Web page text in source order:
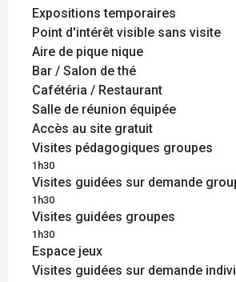
Expositions temporaires
Point d'intérêt visible sans visite
Aire de pique nique
Bar / Salon de thé
Cafétéria / Restaurant
Salle de réunion équipée
Accès au site gratuit
Visites pédagogiques groupes
1h30
Visites guidées sur demande
1h30
Visites guidées groupes
1h30
Espace jeux
Visites guidées sur demande